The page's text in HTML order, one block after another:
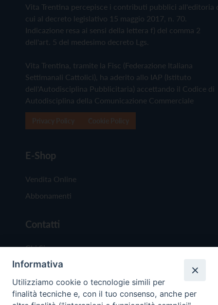
Vita Trentina percepisce i contributi pubblici all'editoria
cui al decreto legislativo 15 maggio 2017, n. 70.
Indicazione resa ai sensi della lettera f) del comma 2
dell'art. 5 del medesimo decreto Lgs.
Vita Trentina, tramite la Fisc (Federazione Italiana
Settimanali Cattolici), ha aderito allo IAP (Istituto
dell'Autodisciplina Pubblicitaria) accettando il Codice di
Autodisciplina della Comunicazione Commerciale
E-Shop
Vendita Online
Abbonamenti
Contatti
Chi Siamo
Redazione
Scrivici
Informativa
Utilizziamo cookie o tecnologie simili per
finalità tecniche e, con il tuo consenso, anche per